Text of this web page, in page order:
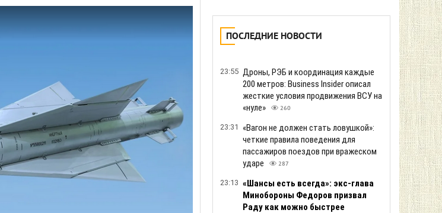
ПОСЛЕДНИЕ НОВОСТИ
23:55 Дроны, РЭБ и координация каждые
200 метров: Business Insider описал
жесткие условия продвижения ВСУ на
«нуле»
260
23:31
«Вагон не должен стать ловушкой»:
четкие правила поведения для
пассажиров поездов при вражеском
ударе
287
23:13 «Шансы есть всегда»: экс-глава
Минобороны Федоров призвал
Раду как можно быстрее